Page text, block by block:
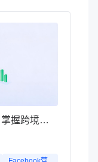
拆解可复用Facebook营销案例 掌握跨境获客增长逻辑